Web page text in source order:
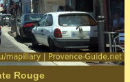
Rouge